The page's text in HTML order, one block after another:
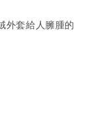
外套給人臃腫的